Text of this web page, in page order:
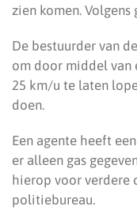
zien komen.
De bestuurder van
om door middel van
25 km/u te laten
doen.
Een agente heeft
er alleen gas
hierop voor verdere
politiebureau.